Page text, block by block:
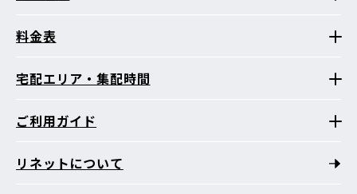
料金表
宅配エリア・集配時間
ご利用ガイド
リネットについて